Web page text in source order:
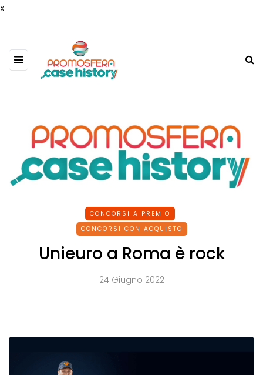
x
CONCORSI A PREMIO
CONCORSI CON ACQUISTO
Unieuro a Roma è rock
24 Giugno 2022